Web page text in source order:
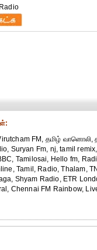
FM, தமிழ் வானொலி,
Suryan Fm, nj, tamil
Tamilosai, Hello fm,
Tamil, Radio, Thalam,
Shyam Radio, ETR
Chennai FM Rainbow,